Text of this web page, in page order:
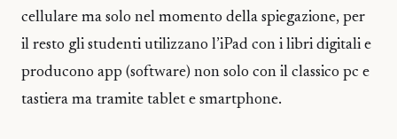
cellulare ma solo nel momento della spiegazione, per
il resto gli studenti utilizzano l’iPad con i libri digitali e
producono app (software) non solo con il classico pc e
tastiera ma tramite tablet e smartphone.